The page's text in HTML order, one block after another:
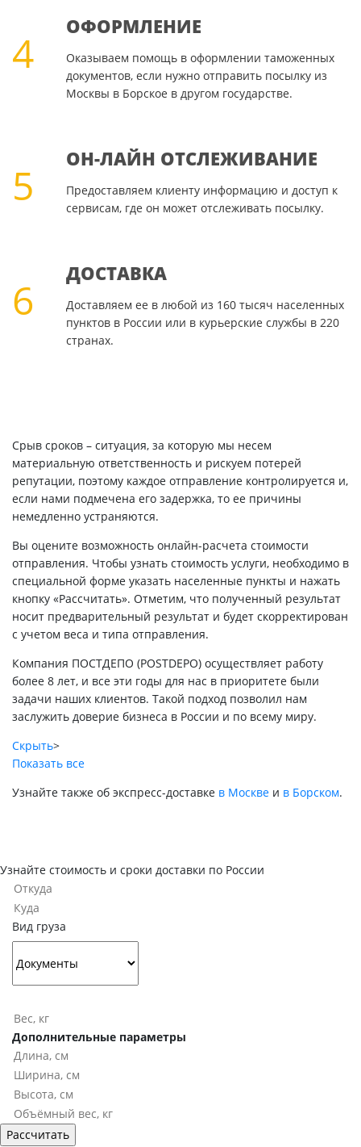
4
ОФОРМЛЕНИЕ
Оказываем помощь в оформлении таможенных
документов, если нужно отправить посылку из
Москвы в Борское в другом государстве.
5
ОН-ЛАЙН ОТСЛЕЖИВАНИЕ
Предоставляем клиенту информацию и доступ к
сервисам, где он может отслеживать посылку.
6
ДОСТАВКА
Доставляем ее в любой из 160 тысяч населенных
пунктов в России или в курьерские службы в 220
странах.
Срыв сроков – ситуация, за которую мы несем
материальную ответственность и рискуем потерей
репутации, поэтому каждое отправление контролируется и,
если нами подмечена его задержка, то ее причины
немедленно устраняются.
Вы оцените возможность онлайн-расчета стоимости
отправления. Чтобы узнать стоимость услуги, необходимо в
специальной форме указать населенные пункты и нажать
кнопку «Рассчитать». Отметим, что полученный результат
носит предварительный результат и будет скорректирован
с учетом веса и типа отправления.
Компания ПОСТДЕПО (POSTDEPO) осуществляет работу
более 8 лет, и все эти годы для нас в приоритете были
задачи наших клиентов. Такой подход позволил нам
заслужить доверие бизнеса в России и по всему миру.
Скрыть>
Показать все
Узнайте также об экспресс-доставке в Москве и в Борском.
Узнайте стоимость и сроки доставки по России
Вид груза
Дополнительные параметры